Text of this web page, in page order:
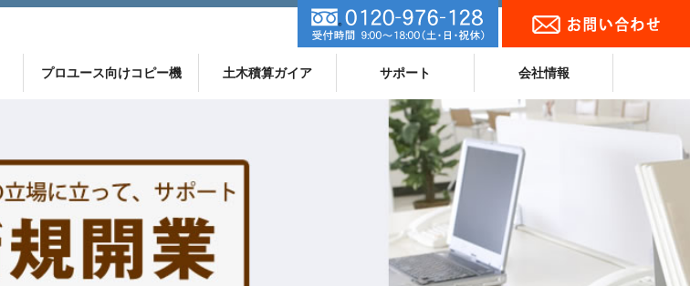
プロユース向けコピー機 土木積算ガイア サポート 会社情報